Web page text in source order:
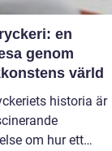
en
genom
värld
historia är
om hur ett